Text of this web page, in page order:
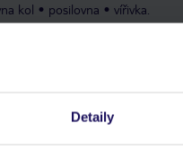
Detaily
kol posilovna vířivka.
bazén, lehátka u bazénu
Visa